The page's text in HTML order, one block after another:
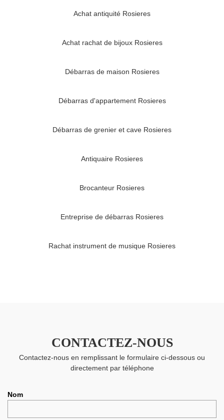
Achat antiquité Rosieres
Achat rachat de bijoux Rosieres
Débarras de maison Rosieres
Débarras d'appartement Rosieres
Débarras de grenier et cave Rosieres
Antiquaire Rosieres
Brocanteur Rosieres
Entreprise de débarras Rosieres
Rachat instrument de musique Rosieres
CONTACTEZ-NOUS
Contactez-nous en remplissant le formulaire ci-dessous ou
directement par téléphone
Nom